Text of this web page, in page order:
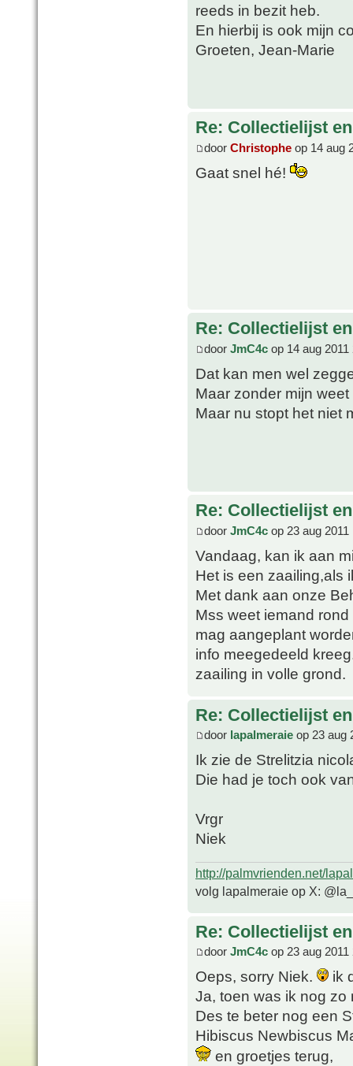
reeds in bezit heb.
En hierbij is ook mijn
Groeten, Jean-Marie
Re: Collectielijst
door Christophe op 14 aug
Gaat snel hé!
Re: Collectielijst
door JmC4c op 14 aug 2011
Dat kan men wel
Maar zonder mijn
Maar nu stopt het niet
Re: Collectielijst
door JmC4c op 23 aug 2011
Vandaag, kan ik aan
Het is een zaailing,als
Met dank aan onze
Mss weet iemand
mag aangeplant
info meegedeeld
zaailing in volle grond.
Re: Collectielijst
door lapalmeraie op 23 aug
Ik zie de Strelitzia
Die had je toch ook
Vrgr
Niek
http://palmvrienden.net/
volg lapalmeraie op X:
Re: Collectielijst
door JmC4c op 23 aug 2011
Oeps, sorry Niek.
ik
Ja, toen was ik nog zo
Des te beter nog een
Hibiscus Newbiscus
en groetjes terug,